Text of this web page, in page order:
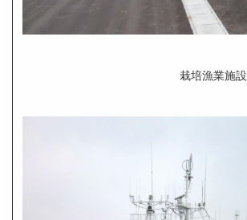
栽培漁業施設